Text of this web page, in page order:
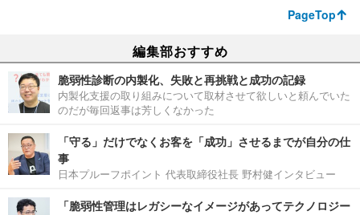
PageTop
編集部おすすめ
脆弱性診断の内製化、失敗と再挑戦と成功の記録
内製化支援の取り組みについて取材させて欲しいと頼んでいた
のだが毎回返事は芳しくなかった
「守る」だけでなくお客を「成功」させるまでが自分の仕
事
日本プルーフポイント 代表取締役社長 野村健インタビュー
「脆弱性管理はレガシーなイメージがあってテクノロジー